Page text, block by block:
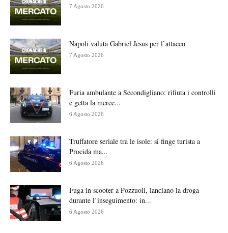
7 Agosto 2026
Napoli valuta Gabriel Jesus per l’attacco
7 Agosto 2026
Furia ambulante a Secondigliano: rifiuta i controlli
e getta la merce...
6 Agosto 2026
Truffatore seriale tra le isole: si finge turista a
Procida ma...
6 Agosto 2026
Fuga in scooter a Pozzuoli, lanciano la droga
durante l’inseguimento: in...
6 Agosto 2026